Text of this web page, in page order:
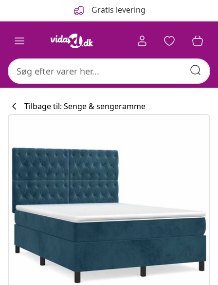
Gratis levering
#sharemevidaxl
Tilbage til: Senge & sengeramme